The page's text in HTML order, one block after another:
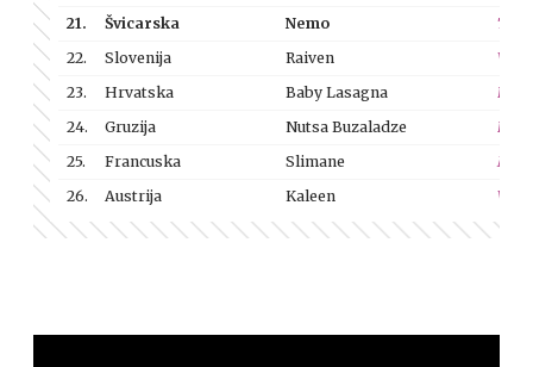
21.
Švicarska Nemo
The
22.
Slovenija Raiven
23.
Hrvatska Baby Lasagna
Rim
24.
Gruzija Nutsa Buzaladze
25.
Francuska Slimane
Mon
26.
Austrija Kaleen We